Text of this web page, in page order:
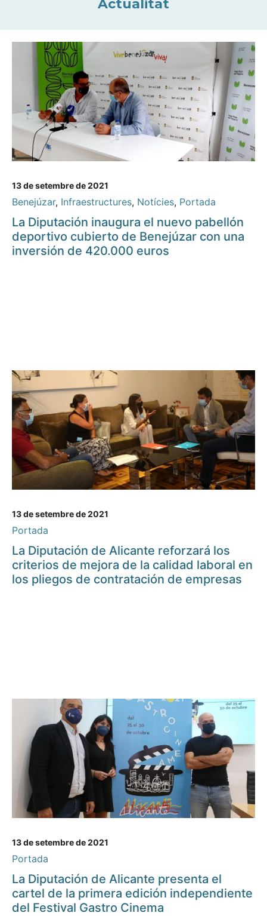
Actualitat
13 de setembre de 2021
Benejúzar, Infraestructures, Notícies, Portada
La Diputación inaugura el nuevo pabellón
deportivo cubierto de Benejúzar con una
inversión de 420.000 euros
13 de setembre de 2021
Portada
La Diputación de Alicante reforzará los
criterios de mejora de la calidad laboral en
los pliegos de contratación de empresas
13 de setembre de 2021
Portada
La Diputación de Alicante presenta el
cartel de la primera edición independiente
del Festival Gastro Cinema